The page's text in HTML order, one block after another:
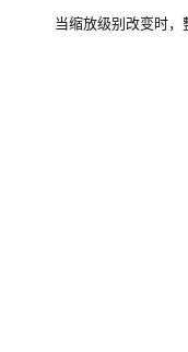
当缩放级别改变时，